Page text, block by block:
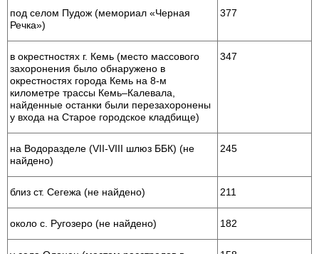
под селом Пудож (мемориал «Черная
Речка»)
377
в окрестностях г. Кемь (место массового
захоронения было обнаружено в
окрестностях города Кемь на 8-м
километре трассы Кемь–Калевала,
найденные останки были перезахоронены
у входа на Старое городское кладбище)
347
на Водоразделе (VII-VIII шлюз ББК) (не
найдено)
245
близ ст. Сегежа (не найдено) 211
около с. Ругозеро (не найдено) 182